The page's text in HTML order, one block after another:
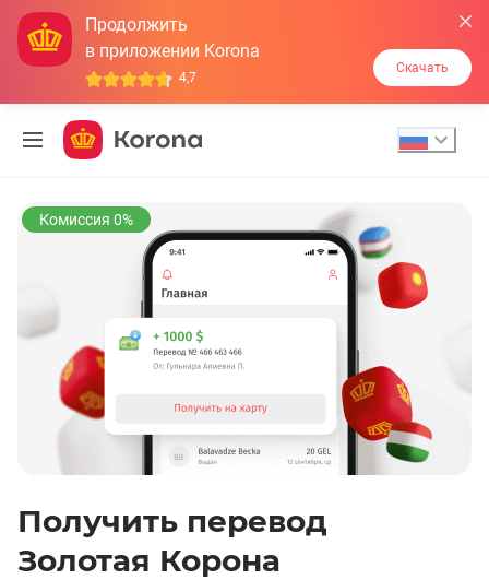
Продолжить
в приложении Korona
4,7
Скачать
Комиссия 0%
Получить перевод
Золотая Корона